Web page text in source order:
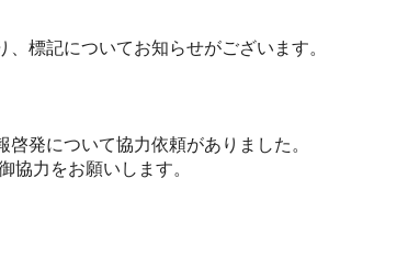
標記についてお知らせがございます。
発について協力依頼がありました。
協力をお願いします。